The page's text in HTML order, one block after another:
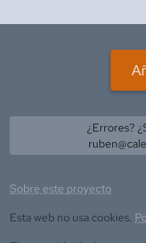
¿Errores?
Sobre este proyecto
Esta web no usa cookies.